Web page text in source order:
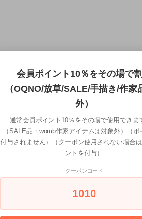
会員ポイント10％をその場で割
（OQNO/放草/SALE/手描き/作家
外）
通常会員ポイント10％をその場で使用でき
（SALE品・womb作家アイテムは対象外）（ポ
付与されません）（クーポン使用されない場合
ントを付与）
クーポンコード
1010